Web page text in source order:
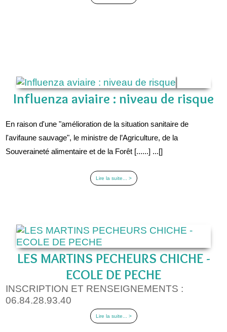
Influenza aviaire : niveau de risque
En raison d'une "amélioration de la situation sanitaire de
l'avifaune sauvage", le ministre de l’Agriculture, de la
Souveraineté alimentaire et de la Forêt [......] ...[]
Lire la suite... >
LES MARTINS PECHEURS CHICHE -
ECOLE DE PECHE
INSCRIPTION ET RENSEIGNEMENTS :
06.84.28.93.40
Lire la suite... >